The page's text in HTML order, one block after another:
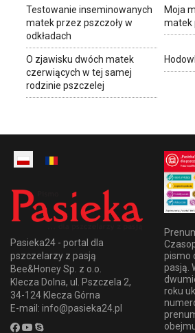
Testowanie inseminowanych
matek przez pszczoły w
odkładach
Moja
matek
O zjawisku dwóch matek
czerwiących w tej samej
rodzinie pszczelej
Pasieka24 - portal dla
pszczelarzy z pasją
Bee&Honey Sp. z o.o.
Klecza Dolna, ul. Pszczela 2,
34-124 Klecza Górna
E-mail: info@pasieka24.pl
pismo
pasją.
roku